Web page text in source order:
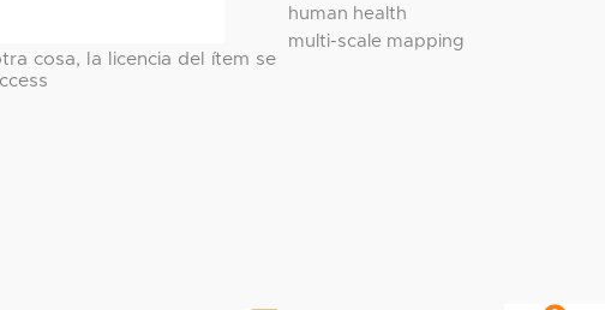
human health
multi-scale mapping
cosa, la licencia del ítem se